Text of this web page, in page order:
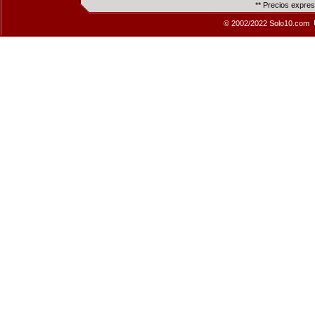
** Precios
© 2002/2022 Solo10.com